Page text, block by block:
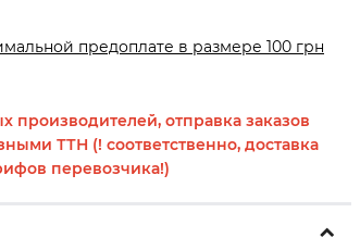
предоплате в размере 100 грн
производителей, отправка заказов
ТТН (! соответственно, доставка
перевозчика!)